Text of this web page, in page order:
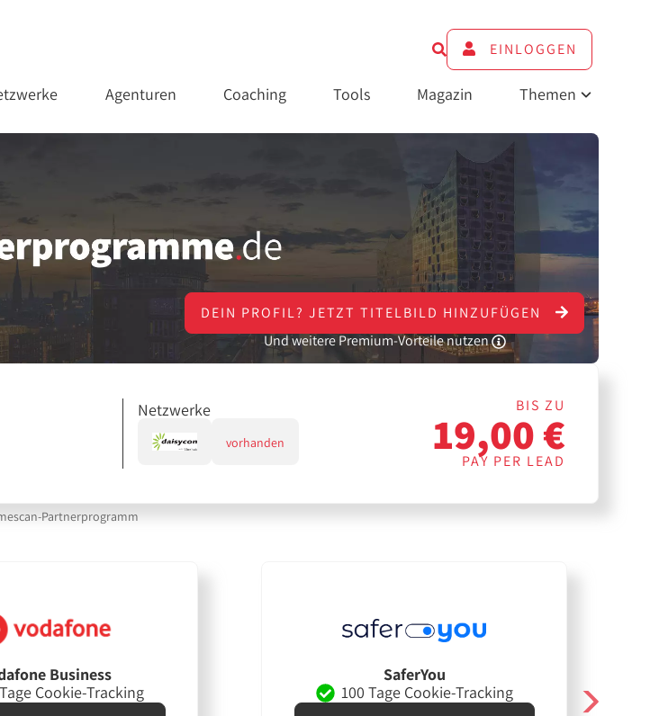
EINLOGGEN
Agenturen Coaching Tools Magazin Themen
DEIN PROFIL? JETZT TITELBILD HINZUFÜGEN
Und weitere Premium-Vorteile nutzen
Netzwerke
vorhanden
BIS ZU
19,00 €
PAY PER LEAD
Partnerprogramm
Business
Cookie-Tracking
SaferYou
100 Tage Cookie-Tracking